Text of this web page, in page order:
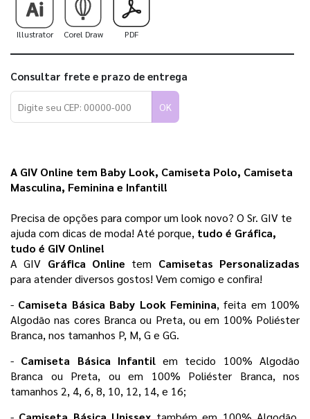
Illustrator Corel Draw PDF
Consultar frete e prazo de entrega
OK
A GIV Online tem Baby Look, Camiseta Polo, Camiseta
Masculina, Feminina e Infantil!
Precisa de opções para compor um look novo? O Sr. GIV te
ajuda com dicas de moda! Até porque, tudo é Gráfica,
tudo é GIV Online!
A GIV Gráfica Online tem Camisetas Personalizadas
para atender diversos gostos! Vem comigo e confira!
- Camiseta Básica Baby Look Feminina, feita em 100%
Algodão nas cores Branca ou Preta, ou em 100% Poliéster
Branca, nos tamanhos P, M, G e GG.
- Camiseta Básica Infantil em tecido 100% Algodão
Branca ou Preta, ou em 100% Poliéster Branca, nos
tamanhos 2, 4, 6, 8, 10, 12, 14, e 16;